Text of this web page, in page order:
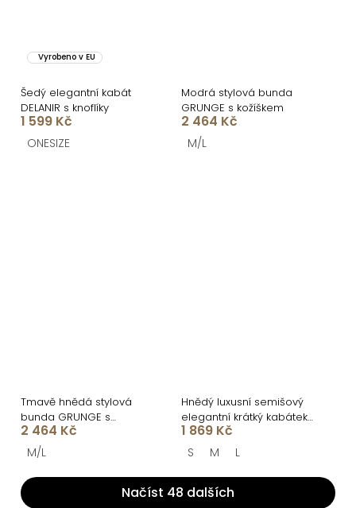
Vyrobeno v EU
Šedý elegantní kabát
DELANIR s knoflíky
1 599 Kč
ONESIZE
Modrá stylová bunda
GRUNGE s kožíškem
2 464 Kč
M/L
Tmavě hnědá stylová
bunda GRUNGE s
kožíškem
2 464 Kč
M/L
Hnědý luxusní semišový
elegantní krátký kabátek
DRIFER
1 869 Kč
S M L
Načíst 48 dalších